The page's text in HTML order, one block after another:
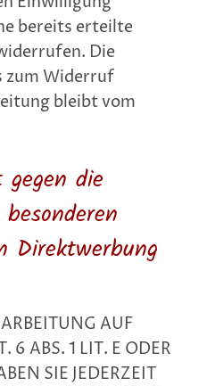
bereits erteilte
Die
zum Widerruf
bleibt vom
gegen die
Direktwerbung
AUF
6 ABS. 1 LIT. E ODER
SIE JEDERZEIT